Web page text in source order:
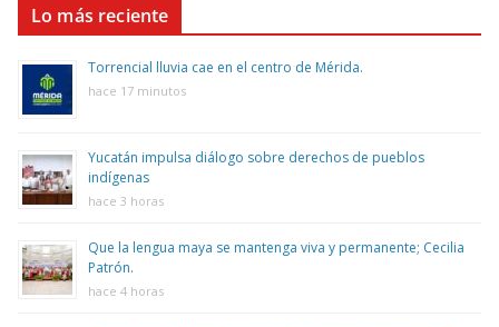
Lo más reciente
Torrencial lluvia cae en el centro de Mérida.
hace 17 minutos
Yucatán impulsa diálogo sobre derechos de pueblos
indígenas
hace 3 horas
Que la lengua maya se mantenga viva y permanente; Cecilia
Patrón.
hace 4 horas